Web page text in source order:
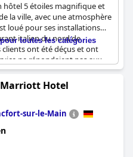
hôtel 5 étoiles magnifique et
la ville, avec une atmosphère
loué pour ses installations
italien du nord de
clients ont été déçus et ont
ne répondaient pas aux
les commentaires négatifs
n'a été faite pour
Malgré cela, l'hôtel semble
et luxueux pour ceux qui
de gamme.
toutes les catégories
Hotel
sur-le-Main